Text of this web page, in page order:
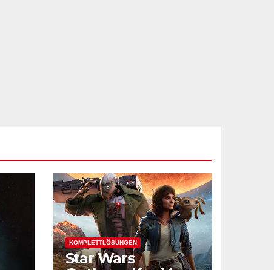
KOMPLETTLÖSUNGEN
Star Wars